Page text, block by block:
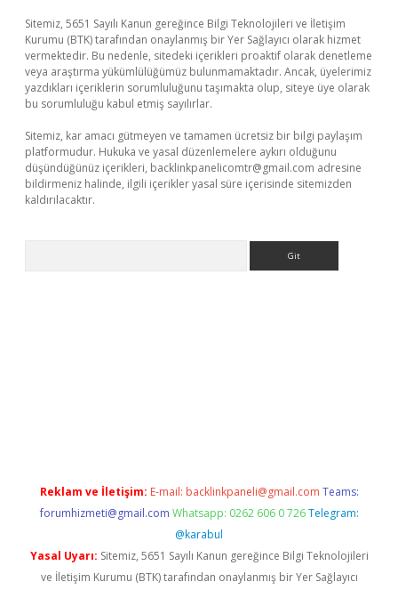
Sitemiz, 5651 Sayılı Kanun gereğince Bilgi Teknolojileri ve İletişim
Kurumu (BTK) tarafından onaylanmış bir Yer Sağlayıcı olarak hizmet
vermektedir. Bu nedenle, sitedeki içerikleri proaktif olarak denetleme
veya araştırma yükümlülüğümüz bulunmamaktadır. Ancak, üyelerimiz
yazdıkları içeriklerin sorumluluğunu taşımakta olup, siteye üye olarak
bu sorumluluğu kabul etmiş sayılırlar.
Sitemiz, kar amacı gütmeyen ve tamamen ücretsiz bir bilgi paylaşım
platformudur. Hukuka ve yasal düzenlemelere aykırı olduğunu
düşündüğünüz içerikleri, backlinkpanelicomtr@gmail.com adresine
bildirmeniz halinde, ilgili içerikler yasal süre içerisinde sitemizden
kaldırılacaktır.
Reklam ve İletişim: E-mail: backlinkpaneli@gmail.com Teams:
forumhizmeti@gmail.com Whatsapp: 0262 606 0 726 Telegram:
@karabul
Yasal Uyarı: Sitemiz, 5651 Sayılı Kanun gereğince Bilgi Teknolojileri
ve İletişim Kurumu (BTK) tarafından onaylanmış bir Yer Sağlayıcı